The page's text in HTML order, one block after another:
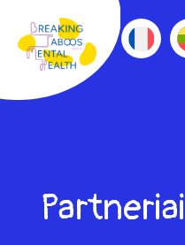
Partneriai